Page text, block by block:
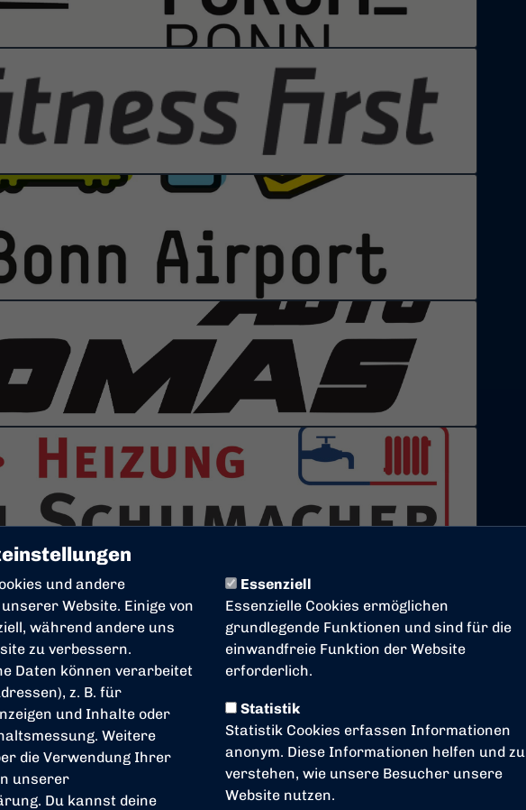
und andere
Website. Einige von
während andere uns
zu verbessern.
Daten können verarbeitet
z. B. für
und Inhalte oder
Weitere
die Verwendung Ihrer
unserer
. Du kannst deine
Essenziell
Essenzielle Cookies ermöglichen
grundlegende Funktionen und sind für die
einwandfreie Funktion der Website
erforderlich.
Statistik
Statistik Cookies erfassen Informationen
anonym. Diese Informationen helfen und zu
verstehen, wie unsere Besucher unsere
Website nutzen.